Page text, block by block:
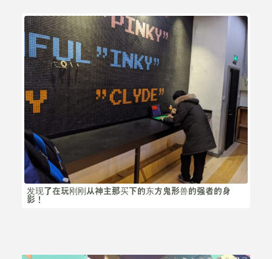
发现了在玩刚刚从神主那买下的东方鬼形兽的强者的身
影！